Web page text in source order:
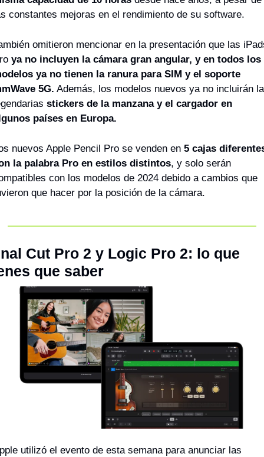
constantes mejoras en el rendimiento de su software.
omitieron mencionar en la presentación que las
ya no incluyen la cámara gran angular, y en todos los
ya no tienen la ranura para SIM y el soporte
5G. Además, los modelos nuevos ya no incluirán
stickers de la manzana y el cargador en
países en Europa.
nuevos Apple Pencil Pro se venden en 5 cajas
la palabra Pro en estilos distintos, y solo serán
con los modelos de 2024 debido a cambios que
que hacer por la posición de la cámara.
Cut Pro 2 y Logic Pro 2: lo que
que saber
utilizó el evento de esta semana para anunciar las